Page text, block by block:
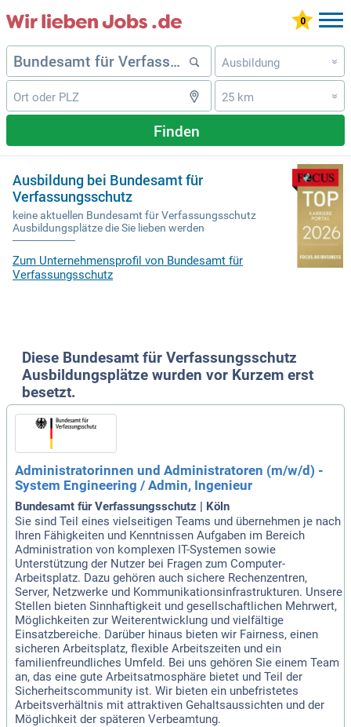
Ausbildung »
25 km »
Finden
Ausbildung bei Bundesamt für
Verfassungsschutz
keine aktuellen Bundesamt für Verfassungsschutz
Ausbildungsplätze die Sie lieben werden
Zum Unternehmensprofil von Bundesamt für
Verfassungsschutz
Diese Bundesamt für Verfassungsschutz
Ausbildungsplätze wurden vor Kurzem erst
besetzt.
Administratorinnen und Administratoren (m/w/d) -
System Engineering / Admin, Ingenieur
Bundesamt für Verfassungsschutz | Köln
Sie sind Teil eines vielseitigen Teams und übernehmen je nach
Ihren Fähigkeiten und Kenntnissen Aufgaben im Bereich
Administration von komplexen IT-Systemen sowie
Unterstützung der Nutzer bei Fragen zum Computer-
Arbeitsplatz. Dazu gehören auch sichere Rechenzentren,
Server, Netzwerke und Kommunikationsinfrastrukturen. Unsere
Stellen bieten Sinnhaftigkeit und gesellschaftlichen Mehrwert,
Möglichkeiten zur Weiterentwicklung und vielfältige
Einsatzbereiche. Darüber hinaus bieten wir Fairness, einen
sicheren Arbeitsplatz, flexible Arbeitszeiten und ein
familienfreundliches Umfeld. Bei uns gehören Sie einem Team
an, das eine gute Arbeitsatmosphäre bietet und Teil der
Sicherheitscommunity ist. Wir bieten ein unbefristetes
Arbeitsverhältnis mit attraktiven Gehaltsaussichten und der
Möglichkeit der späteren Verbeamtung.